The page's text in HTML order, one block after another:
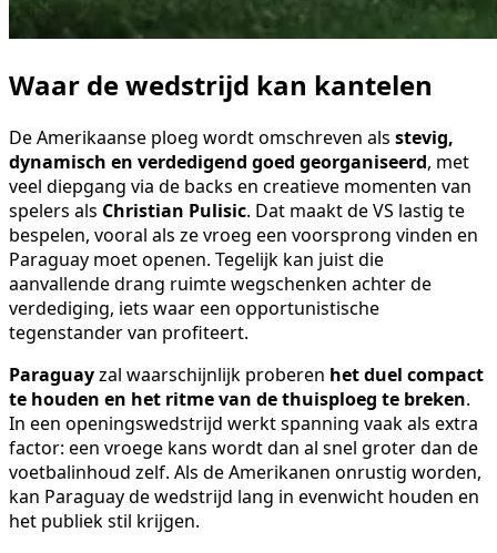
Waar de wedstrijd kan kantelen
De Amerikaanse ploeg wordt omschreven als stevig,
dynamisch en verdedigend goed georganiseerd, met
veel diepgang via de backs en creatieve momenten van
spelers als Christian Pulisic. Dat maakt de VS lastig te
bespelen, vooral als ze vroeg een voorsprong vinden en
Paraguay moet openen. Tegelijk kan juist die
aanvallende drang ruimte wegschenken achter de
verdediging, iets waar een opportunistische
tegenstander van profiteert.
Paraguayzal waarschijnlijk proberen het duel compact
te houden en het ritme van de thuisploeg te breken.
In een openingswedstrijd werkt spanning vaak als extra
factor: een vroege kans wordt dan al snel groter dan de
voetbalinhoud zelf. Als de Amerikanen onrustig worden,
kan Paraguay de wedstrijd lang in evenwicht houden en
het publiek stil krijgen.